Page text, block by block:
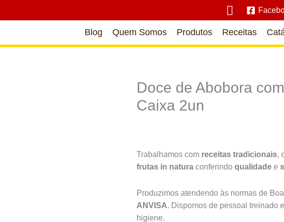
Pesquisar
Blog Quem Somos Produtos Receitas
Doce de Abobora
Caixa 2un
Trabalhamos com receitas tradicionais,
frutas in natura conferindo qualidade e
Produzimos atendendo às normas de
ANVISA. Dispomos de pessoal treinado
higiene.